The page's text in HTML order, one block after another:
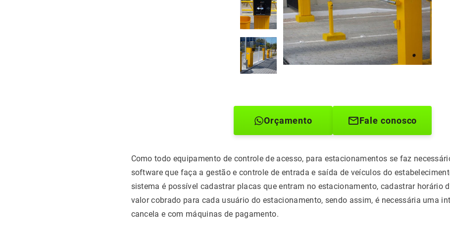
Orçamento Fale conosco
Como todo equipamento de controle de acesso, para estacionamentos se faz
software que faça a gestão e controle de entrada e saída de veículos do
sistema é possível cadastrar placas que entram no estacionamento, cadastrar horário
valor cobrado para cada usuário do estacionamento, sendo assim, é necessária uma
cancela e com máquinas de pagamento.